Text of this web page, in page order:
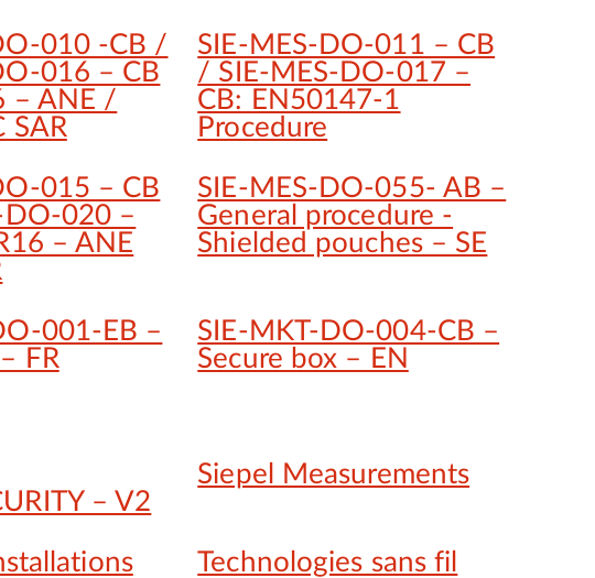
010 -CB /
016 – CB
– ANE /
SAR
SIE-MES-DO-011 – CB
/ SIE-MES-DO-017 –
CB: EN50147-1
Procedure
015 – CB
DO-020 –
– ANE
SIE-MES-DO-055- AB –
General procedure -
Shielded pouches – SE
001-EB –
FR
SIE-MKT-DO-004-CB –
Secure box – EN
– V2
Siepel Measurements
Technologies sans fil